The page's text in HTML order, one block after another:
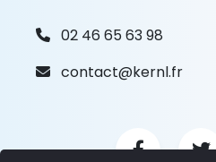
02 46 65 63 98
contact@kernl.fr